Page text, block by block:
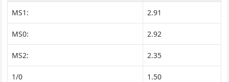
MS1: 2.91
MS0: 2.92
MS2: 2.35
1/0 1.50